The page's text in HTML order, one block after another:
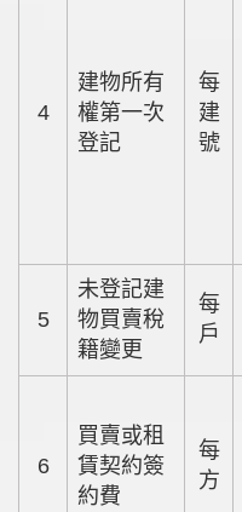
4
建物所有
權第一次
登記
每
建
號
5
未登記建
物買賣稅
籍變更
每
戶
6
買賣或租
賃契約簽
約費
每
方